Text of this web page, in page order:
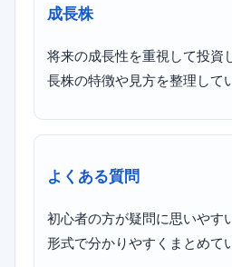
成長株
将来の成長性を重視して投資
長株の特徴や見方を整理して
よくある質問
初心者の方が疑問に思いやす
形式で分かりやすくまとめて